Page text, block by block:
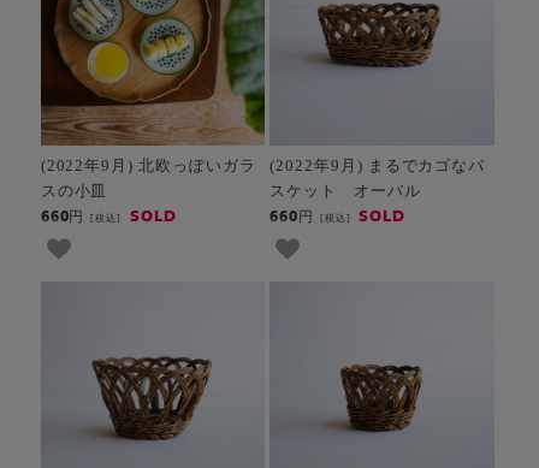
(2022年9月) 北欧っぽいガラ
スの小皿
660円[税込] SOLD
(2022年9月) まるでカゴなバ
スケット オーバル
660円 [税込] SOLD